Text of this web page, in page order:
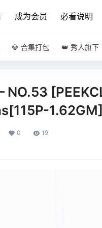
成为会员 必看说明
💎 合集打包 👑 秀人旗下
NO.53
0 19